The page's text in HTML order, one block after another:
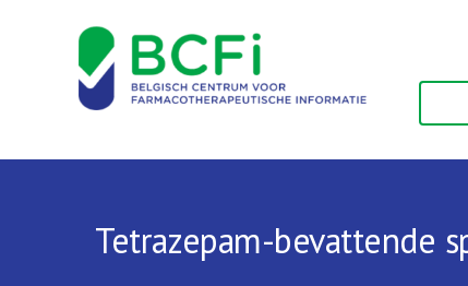
Tetrazepam-bevattende